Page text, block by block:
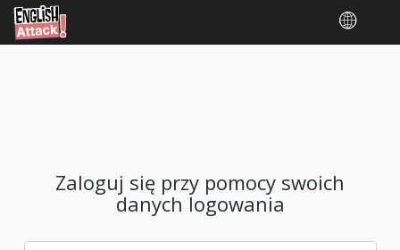
Zaloguj się przy pomocy swoich
danych logowania